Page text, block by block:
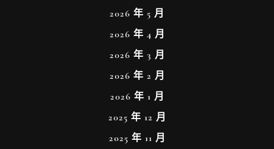
2026 年 5 月
2026 年 4 月
2026 年 3 月
2026 年 2 月
2026 年 1 月
2025 年 12 月
2025 年 11 月